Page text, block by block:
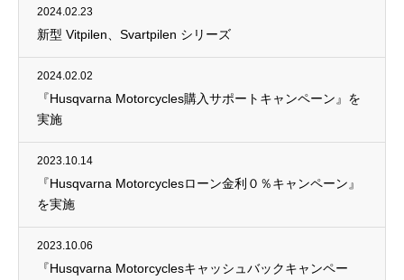
2024.02.23
新型 Vitpilen、Svartpilen シリーズ
2024.02.02
『Husqvarna Motorcycles購入サポートキャンペーン』を
実施
2023.10.14
『Husqvarna Motorcyclesローン金利０％キャンペーン』
を実施
2023.10.06
『Husqvarna Motorcyclesキャッシュバックキャンペー